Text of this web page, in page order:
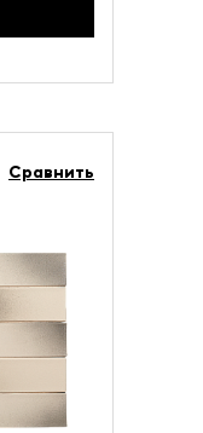
Сравнить